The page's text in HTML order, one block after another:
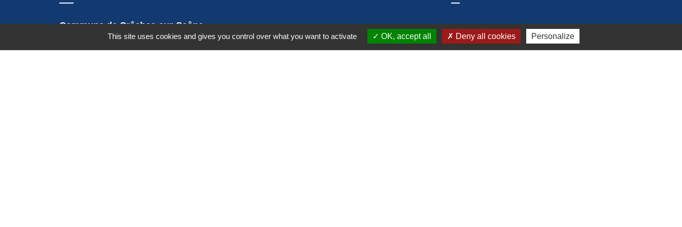
Commune de Crêches-sur-Saône
Place de la Mairie - CS 60813 - 71013
CRÊCHES-SUR-SAÔNE CEDEX
Mâconnais Beaujolais Agglomération
Département de Saône-et-Loire
This site uses cookies and gives you control over what you want to activate OK, accept all Deny all cookies Personalize